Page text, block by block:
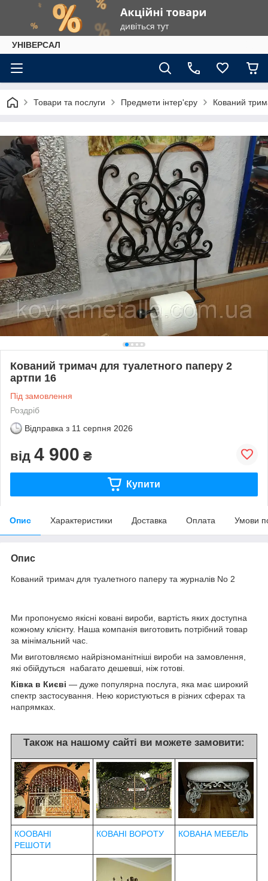
УНІВЕРСАЛ
Товари та послуги Предмети інтер'єру Кований
Кований тримач для туалетного паперу 2
артпи 16
Під замовлення
Роздріб
Відправка з 11 серпня 2026
від 4 900 ₴
Купити
Опис Характеристики Доставка Оплата Умови
Опис
Кований тримач для туалетного паперу та журналів No 2
Ми пропонуємо якісні ковані вироби, вартість яких доступна
кожному клієнту. Наша компанія виготовить потрібний товар
за мінімальний час.
Ми виготовляємо найрізноманітніші вироби на замовлення,
які обійдуться набагато дешевші, ніж готові.
Ківка в Києві — дуже популярна послуга, яка має широкий
спектр застосування. Нею користуються в різних сферах та
напрямках.
Також на нашому сайті ви можете замовити:
КООВАНІ
РЕШОТИ
КОВАНІ ВОРОТУ КОВАНА МЕБЕЛЬ